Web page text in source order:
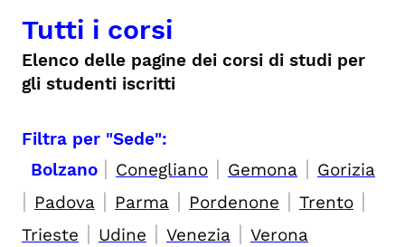
Tutti i corsi
Elenco delle pagine dei corsi di studi per
gli studenti iscritti
Filtra per "Sede":
Bolzano | Conegliano | Gemona | Gorizia
| Padova | Parma | Pordenone | Trento |
Trieste | Udine | Venezia | Verona